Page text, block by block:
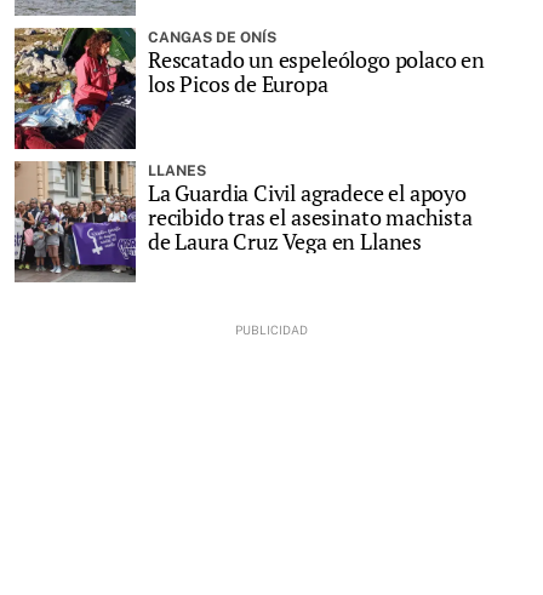
CANGAS DE ONÍS
Rescatado un espeleólogo polaco en
los Picos de Europa
LLANES
La Guardia Civil agradece el apoyo
recibido tras el asesinato machista
de Laura Cruz Vega en Llanes